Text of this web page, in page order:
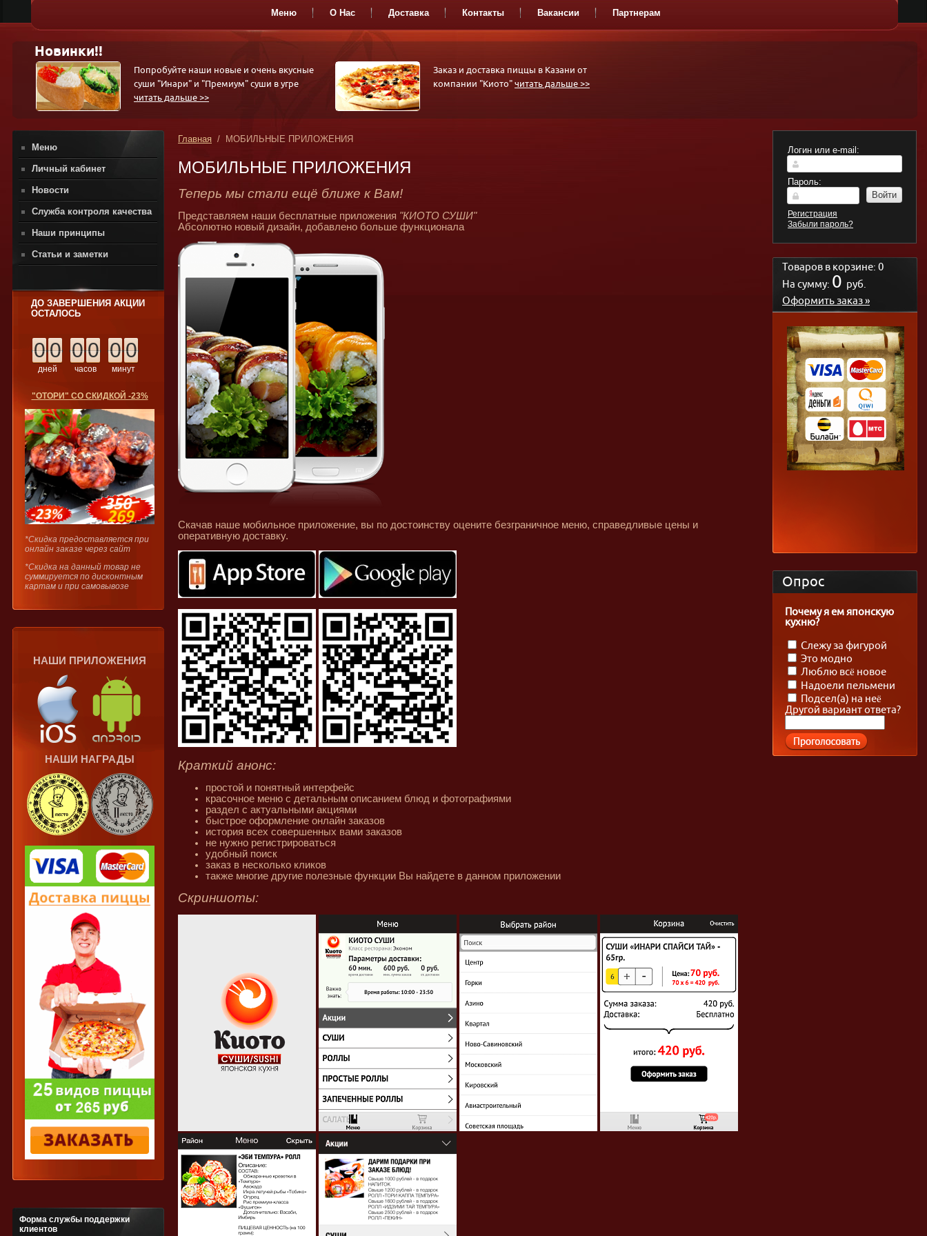
ПИЦЦА РОЛЛЫСЕТЫ-
АССОРТИ
САЛАТЫГОРЯЧИЕДЕСЕРТЫ
Меню О Нас Доставка Контакты Вакансии Партнерам
Новинки!!
Попробуйте наши новые и очень вкусные
суши "Инари" и "Премиум" суши в угре
читать дальше >>
Заказ и доставка пиццы в Казани от
компании "Киото" читать дальше >>
Меню
Личный кабинет
Новости
Служба контроля качества
Наши принципы
Статьи и заметки
ДО ЗАВЕРШЕНИЯ АКЦИИ
ОСТАЛОСЬ
00
дней
00
часов
00
минут
"ОТОРИ" СО СКИДКОЙ -23%
*Скидка предоставляется при
онлайн заказе через сайт
*Скидка на данный товар не
суммируется по дисконтным
картам и при самовывозе
НАШИ ПРИЛОЖЕНИЯ
НАШИ НАГРАДЫ
Форма службы поддержки
клиентов
Главная / МОБИЛЬНЫЕ ПРИЛОЖЕНИЯ
МОБИЛЬНЫЕ ПРИЛОЖЕНИЯ
Теперь мы стали ещё ближе к Вам!
Представляем наши бесплатные приложения "КИОТО СУШИ"
Абсолютно новый дизайн, добавлено больше функционала
Скачав наше мобильное приложение, вы по достоинству оцените безграничное меню, справедливые цены и
оперативную доставку.
Краткий анонс:
простой и понятный интерфейс
красочное меню с детальным описанием блюд и фотографиями
раздел с актуальными акциями
быстрое оформление онлайн заказов
история всех совершенных вами заказов
не нужно регистрироваться
удобный поиск
заказ в несколько кликов
также многие другие полезные функции Вы найдете в данном приложении
Скриншоты:
Логин или e-mail:
Пароль:
Войти
Регистрация
Забыли пароль?
Товаров в корзине: 0
На сумму: 0 руб.
Оформить заказ »
Опрос
Почему я ем японскую
кухню?
Слежу за фигурой
Это модно
Люблю всё новое
Надоели пельмени
Подсел(а) на неё
Другой вариант ответа?